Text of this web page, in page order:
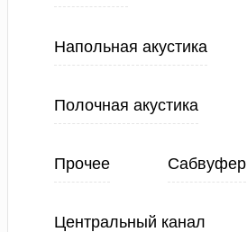
Напольная акустика
Полочная акустика
Прочее Сабвуфер
Центральный канал